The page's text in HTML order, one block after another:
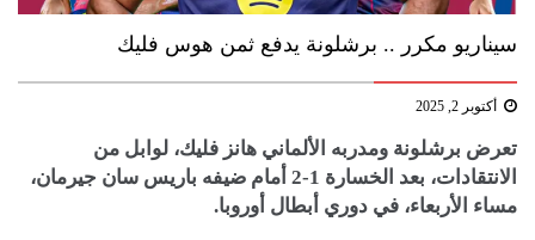
سيناريو مكرر .. برشلونة يدفع ثمن هوس فليك
أكتوبر 2, 2025
تعرض برشلونة ومدربه الألماني هانز فليك، لوابل من
الانتقادات، بعد الخسارة 1-2 أمام ضيفه باريس سان جيرمان،
مساء الأربعاء، في دوري أبطال أوروبا.